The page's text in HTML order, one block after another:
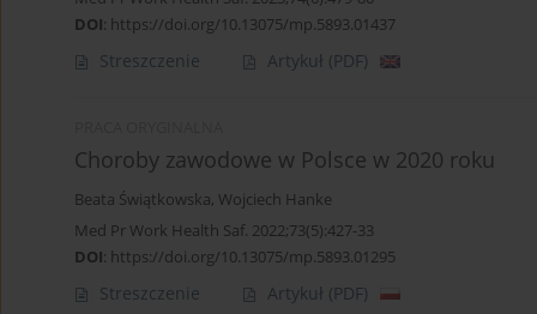
DOI: https://doi.org/10.13075/mp.5893.01437
Streszczenie Artykuł (PDF)
Choroby zawodowe w Polsce w 2020 roku
Beata Świątkowska, Wojciech Hanke
Med Pr Work Health Saf. 2022;73(5):427-33
DOI: https://doi.org/10.13075/mp.5893.01295
Streszczenie Artykuł (PDF)